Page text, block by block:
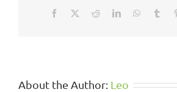
Facebook
X RedditLinkedInWhatsApp
About the Author: Leo